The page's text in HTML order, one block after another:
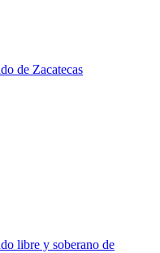
de Zacatecas
libre y soberano de